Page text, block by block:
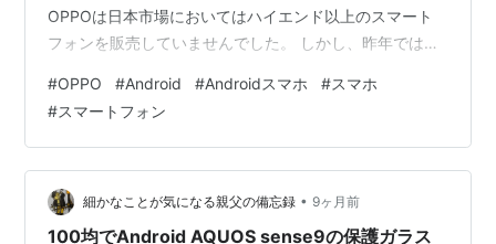
OPPOは日本市場においてはハイエンド以上のスマート
フォンを販売していませんでした。 しかし、昨年では
を開始。その売れ行きもなかなかのようで、１２月２３
日０時から販売した楽天市場のOPPO公式と、OPPO自体
の公式ショップで売り切れ。IIJmioのMNPセットも即日
売り切れととんでもない事になっていました。 この記事
では基本的にハイエンドAndroidスマホには渋い日本市場
において、爆…
#OPPO #Android #Androidスマホ #スマホ
#スマートフォン
細かなことが気になる親父の備忘録 • 9ヶ月前
100均でAndroid AQUOS sense9の保護ガラス